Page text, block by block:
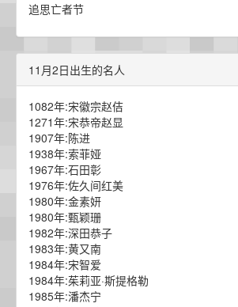
追思亡者节
11月2日出生的名人
1082年:宋徽宗赵佶
1271年:宋恭帝赵显
1907年:陈进
1938年:索菲娅
1967年:石田彰
1976年:佐久间红美
1980年:金素妍
1980年:甄颖珊
1982年:深田恭子
1983年:黄又南
1984年:宋智爱
1984年:茱莉亚·斯提格勒
1985年:潘杰宁